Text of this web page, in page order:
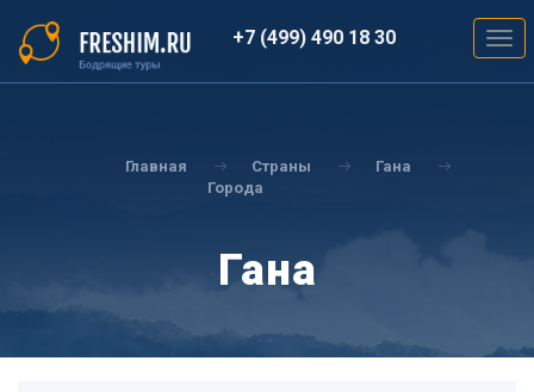
основному
содержанию
+7 (499) 490 18 30
Главная Страны
Гана
Города
Гана